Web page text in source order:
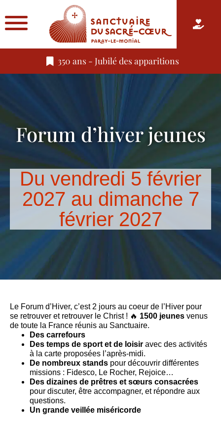
350 ans - Jubilé des apparitions
Forum d’hiver jeunes
Du vendredi 5 février
2027 au dimanche 7
février 2027
Le Forum d’Hiver, c’est 2 jours au coeur de l’Hiver pour
se retrouver et retrouver le Christ ! 🔥 1500 jeunes venus
de toute la France réunis au Sanctuaire.
Des carrefours
Des temps de sport et de loisir avec des activités
à la carte proposées l’après-midi.
De nombreux stands pour découvrir différentes
missions : Fidesco, Le Rocher, Rejoice…
Des dizaines de prêtres et sœurs consacrées
pour discuter, être accompagner, et répondre aux
questions.
Un grande veillée miséricorde